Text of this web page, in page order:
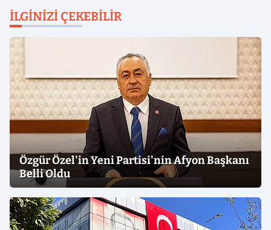
İLGINIZI ÇEKEBILIR
Özgür Özel'in Yeni Partisi'nin Afyon Başkanı
Belli Oldu